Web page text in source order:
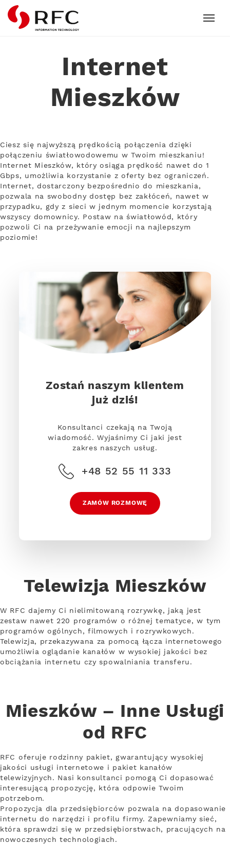
RFC
Internet
Mieszków
Ciesz się najwyższą prędkością połączenia dzięki
połączeniu światłowodowemu w Twoim mieszkaniu!
Internet Mieszków, który osiąga prędkość nawet do 1
Gbps, umożliwia korzystanie z oferty bez ograniczeń.
Internet, dostarczony bezpośrednio do mieszkania,
pozwala na swobodny dostęp bez zakłóceń, nawet w
przypadku, gdy z sieci w jednym momencie korzystają
wszyscy domownicy. Postaw na światłowód, który
pozwoli Ci na przeżywanie emocji na najlepszym
poziomie!
Zostań naszym klientem
już dziś!
Konsultanci czekają na Twoją
wiadomość. Wyjaśnimy Ci jaki jest
zakres naszych usług.
+48 52 55 11 333
ZAMÓW ROZMOWĘ
Telewizja Mieszków
W RFC dajemy Ci nielimitowaną rozrywkę, jaką jest
zestaw nawet 220 programów o różnej tematyce, w tym
programów ogólnych, filmowych i rozrywkowych.
Telewizja, przekazywana za pomocą łącza internetowego
umożliwia oglądanie kanałów w wysokiej jakości bez
obciążania internetu czy spowalniania transferu.
Mieszków – Inne Usługi
od RFC
RFC oferuje rodzinny pakiet, gwarantujący wysokiej
jakości usługi internetowe i pakiet kanałów
telewizyjnych. Nasi konsultanci pomogą Ci dopasować
interesującą propozycję, która odpowie Twoim
potrzebom.
Propozycja dla przedsiębiorców pozwala na dopasowanie
internetu do narzędzi i profilu firmy. Zapewniamy sieć,
która sprawdzi się w przedsiębiorstwach, pracujących na
nowoczesnych technologiach.